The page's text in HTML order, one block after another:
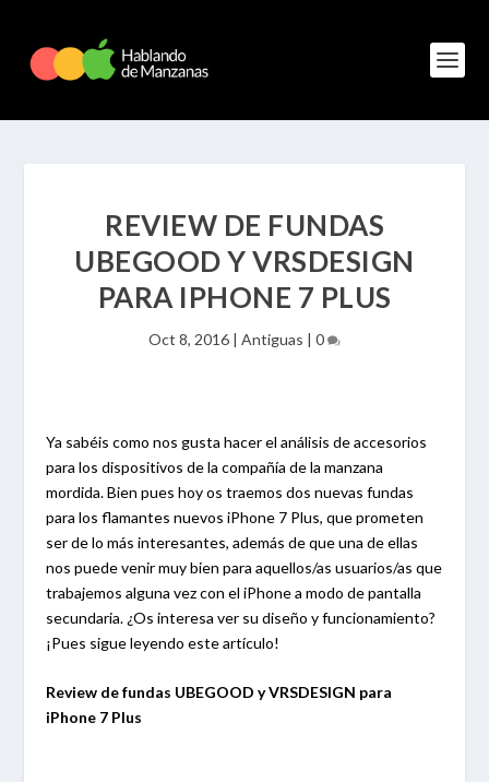
REVIEW DE FUNDAS
UBEGOOD Y VRSDESIGN
PARA IPHONE 7 PLUS
Oct 8, 2016 | Antiguas | 0
Ya sabéis como nos gusta hacer el análisis de accesorios
para los dispositivos de la compañía de la manzana
mordida. Bien pues hoy os traemos dos nuevas fundas
para los flamantes nuevos iPhone 7 Plus, que prometen
ser de lo más interesantes, además de que una de ellas
nos puede venir muy bien para aquellos/as usuarios/as que
trabajemos alguna vez con el iPhone a modo de pantalla
secundaria. ¿Os interesa ver su diseño y funcionamiento?
¡Pues sigue leyendo este artículo!
Review de fundas UBEGOOD y VRSDESIGN para
iPhone 7 Plus